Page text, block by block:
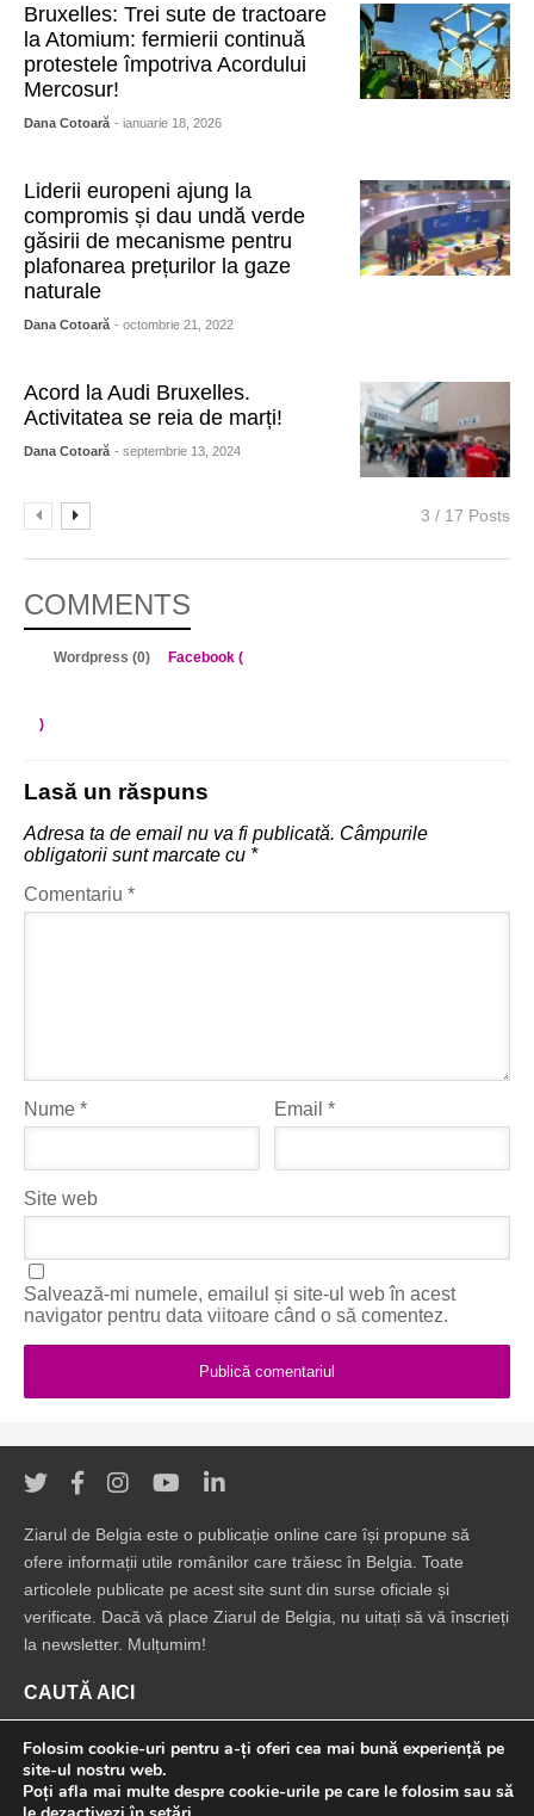
Bruxelles: Trei sute de tractoare
la Atomium: fermierii continuă
protestele împotriva Acordului
Mercosur!
Dana Cotoară - ianuarie 18, 2026
Liderii europeni ajung la
compromis și dau undă verde
găsirii de mecanisme pentru
plafonarea prețurilor la gaze
naturale
Dana Cotoară - octombrie 21, 2022
Acord la Audi Bruxelles.
Activitatea se reia de marți!
Dana Cotoară - septembrie 13, 2024
3 / 17 Posts
COMMENTS
Wordpress (0) Facebook (
)
Lasă un răspuns
Adresa ta de email nu va fi publicată. Câmpurile
obligatorii sunt marcate cu *
Comentariu *
Nume * Email*
Site web
Salvează-mi numele, emailul și site-ul web în acest
navigator pentru data viitoare când o să comentez.
Ziarul de Belgia este o publicație online care își propune să
ofere informații utile românilor care trăiesc în Belgia. Toate
articolele publicate pe acest site sunt din surse oficiale și
verificate. Dacă vă place Ziarul de Belgia, nu uitați să vă înscrieți
la newsletter. Mulțumim!
CAUTĂ AICI
Folosim cookie-uri pentru a-ți oferi cea mai bună experiență pe
site-ul nostru web.
Poți afla mai multe despre cookie-urile pe care le folosim sau să